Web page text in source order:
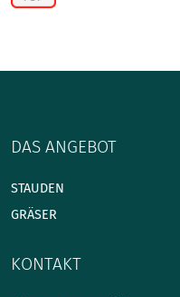
DAS ANGEBOT
STAUDEN
GRÄSER
KONTAKT